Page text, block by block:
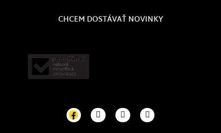
CHCEM DOSTÁVAŤ NOVINKY